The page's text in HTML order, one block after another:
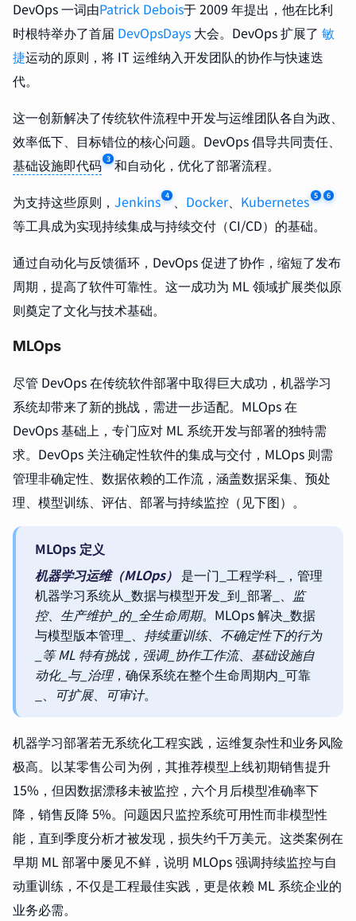
DevOps 一词由Patrick Debois于 2009 年提出，他在比利
时根特举办了首届 DevOpsDays 大会。DevOps 扩展了 敏
捷运动的原则，将 IT 运维纳入开发团队的协作与快速迭
代。
这一创新解决了传统软件流程中开发与运维团队各自为政、
效率低下、目标错位的核心问题。DevOps 倡导共同责任、
基础设施即代码 3 和自动化，优化了部署流程。
为支持这些原则， Jenkins 4 、 Docker、 Kubernetes 5 6
等工具成为实现持续集成与持续交付（CI/CD）的基础。
通过自动化与反馈循环，DevOps 促进了协作，缩短了发布
周期，提高了软件可靠性。这一成功为 ML 领域扩展类似原
则奠定了文化与技术基础。
MLOps
尽管 DevOps 在传统软件部署中取得巨大成功，机器学习
系统却带来了新的挑战，需进一步适配。MLOps 在
DevOps 基础上，专门应对 ML 系统开发与部署的独特需
求。DevOps 关注确定性软件的集成与交付，MLOps 则需
管理非确定性、数据依赖的工作流，涵盖数据采集、预处
理、模型训练、评估、部署与持续监控（见下图）。
MLOps 定义
机器学习运维（MLOps） 是一门_工程学科_，管理
机器学习系统从_数据与模型开发_到_部署_、 监
控、 生产维护_的_全生命周期。MLOps 解决_数据
与模型版本管理_、 持续重训练、 不确定性下的行为
_等 ML 特有挑战，强调_协作工作流、 基础设施自
动化_与_治理，确保系统在整个生命周期内_可靠
_、
可扩展、 可审计。
机器学习部署若无系统化工程实践，运维复杂性和业务风险
极高。以某零售公司为例，其推荐模型上线初期销售提升
15%，但因数据漂移未被监控，六个月后模型准确率下
降，销售反降 5%。问题因只监控系统可用性而非模型性
能，直到季度分析才被发现，损失约千万美元。这类案例在
早期 ML 部署中屡见不鲜，说明 MLOps 强调持续监控与自
动重训练，不仅是工程最佳实践，更是依赖 ML 系统企业的
业务必需。